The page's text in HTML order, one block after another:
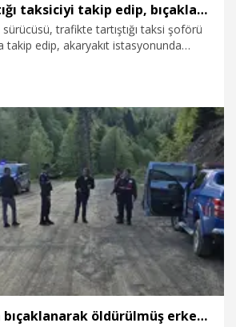
Trafikte tartıştığı taksiciyi takip edip, bıçakladı; olay kamerada
trafikte tartıştığı taksi şoförü
takip edip, akaryakıt istasyonunda
Dere kenarında bıçaklanarak öldürülmüş erkek cesedi bulundu